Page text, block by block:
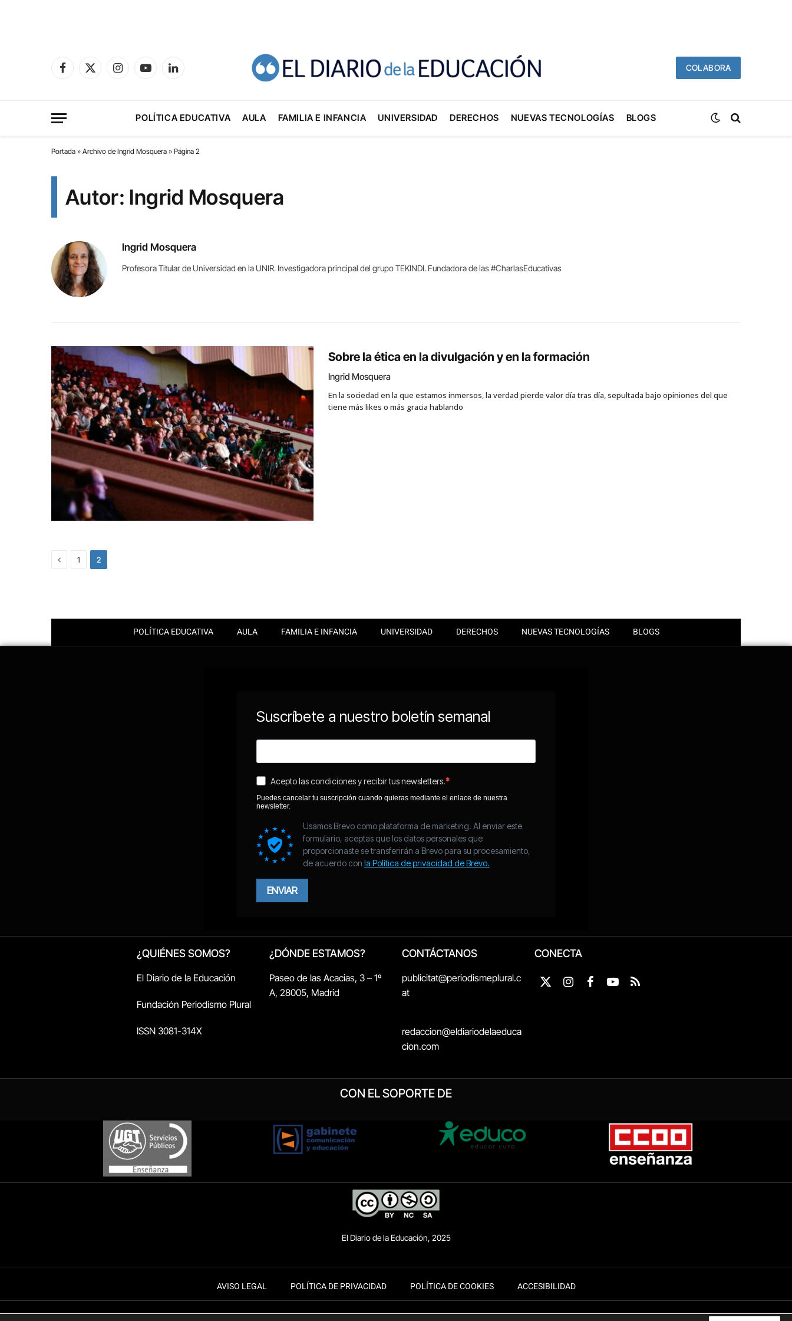
Facebook
X
InstagramYouTubeLinkedIn
COLABORA
POLÍTICA EDUCATIVA AULA FAMILIA E INFANCIA UNIVERSIDAD DERECHOS NUEVAS TECNOLOGÍAS BLOGS
Portada » Archivo de Ingrid Mosquera » Página 2
Autor: Ingrid Mosquera
Ingrid Mosquera
Profesora Titular de Universidad en la UNIR. Investigadora principal del grupo TEKINDI. Fundadora de las #CharlasEducativas
Sobre la ética en la divulgación y en la formación
Ingrid Mosquera
En la sociedad en la que estamos inmersos, la verdad pierde valor día tras día, sepultada bajo opiniones del que
tiene más likes o más gracia hablando
Previous
1 2
POLÍTICA EDUCATIVA AULA FAMILIA E INFANCIA UNIVERSIDAD DERECHOS NUEVAS TECNOLOGÍAS BLOGS
¿QUIÉNES SOMOS?
El Diario de la Educación
Fundación Periodismo Plural
ISSN 3081-314X
¿DÓNDE ESTAMOS?
Paseo de las Acacias, 3 – 1º
A, 28005, Madrid
CONTÁCTANOS
publicitat@periodismeplural.c
at
redaccion@eldiariodelaeduca
cion.com
CONECTA
X
InstagramFacebookYouTubeRSS
CON EL SOPORTE DE
El Diario de la Educación, 2025
AVISO LEGAL POLÍTICA DE PRIVACIDAD POLÍTICA DE COOKIES ACCESIBILIDAD